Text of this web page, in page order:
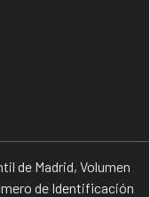
de Madrid, Volumen
de Identificación